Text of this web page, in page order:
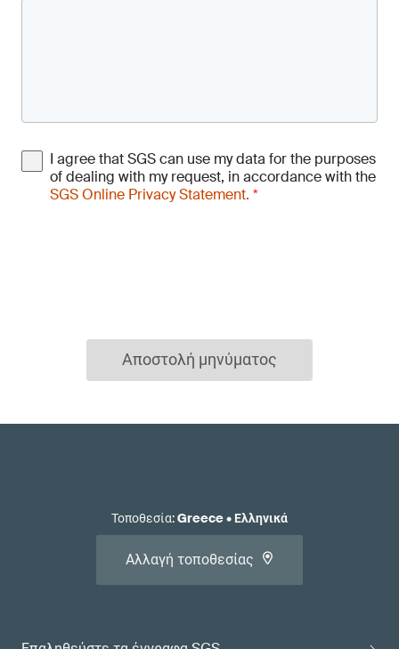
I agree that SGS can use my data for the purposes
of dealing with my request, in accordance with the
SGS Online Privacy Statement. *
Αποστολή μηνύματος
Τοποθεσία:Greece• Ελληνικά
Αλλαγή τοποθεσίας